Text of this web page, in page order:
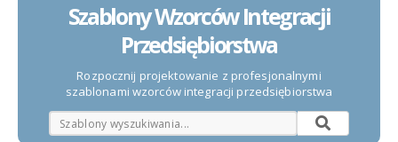
Szablony Wzorców Integracji
Przedsiębiorstwa
Rozpocznij projektowanie z profesjonalnymi
szablonami wzorców integracji przedsiębiorstwa